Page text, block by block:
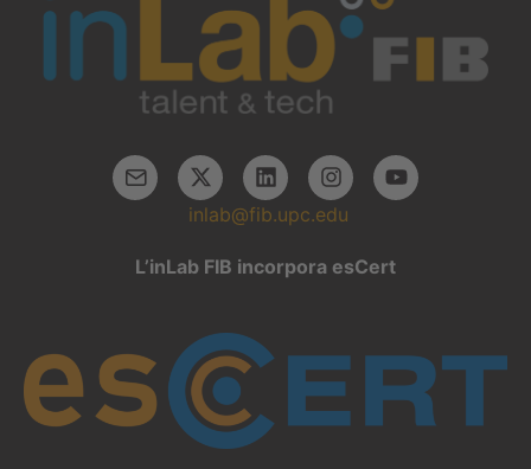
inlab@fib.upc.edu
L’inLab FIB incorpora esCert